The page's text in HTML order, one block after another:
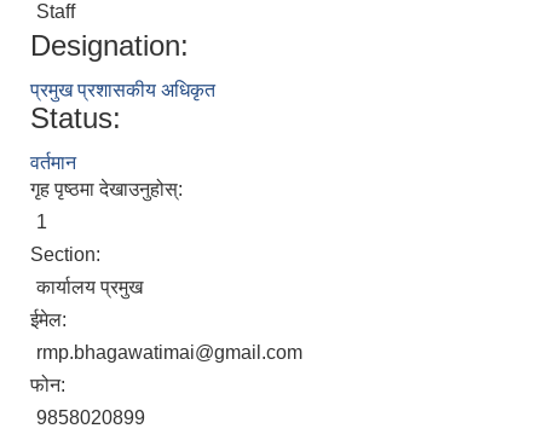
Staff
Designation:
प्रमुख प्रशासकीय अधिकृत
Status:
वर्तमान
गृह पृष्ठमा देखाउनुहोस्:
1
Section:
कार्यालय प्रमुख
ईमेल:
rmp.bhagawatimai@gmail.com
फोन:
9858020899